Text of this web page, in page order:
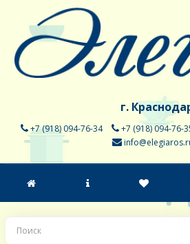
г.
+7 (918) 094-76-34 +7 (918) 094-76-